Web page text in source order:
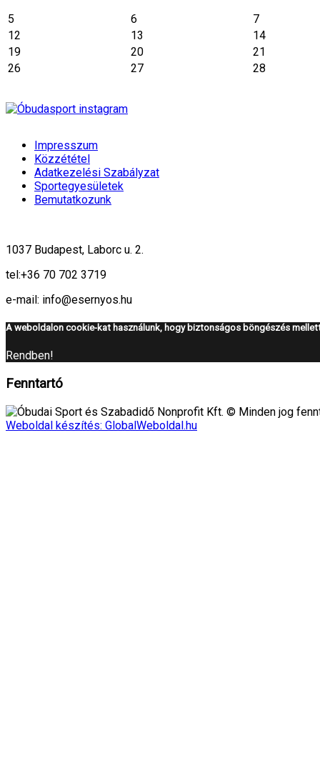
5 6
7
12
13
14
19
20
21
26
27 28
Impresszum
Közzététel
Adatkezelési Szabályzat
Sportegyesületek
Bemutatkozunk
1037 Budapest, Laborc u. 2.
tel:+36 70 702 3719
e-mail: info@esernyos.hu
A weboldalon cookie-kat használunk, hogy biztonságos böngészés
Rendben!
Fenntartó
Óbudai Sport és Szabadidő Nonprofit Kft. © Minden jog
Weboldal készítés: GlobalWeboldal.hu